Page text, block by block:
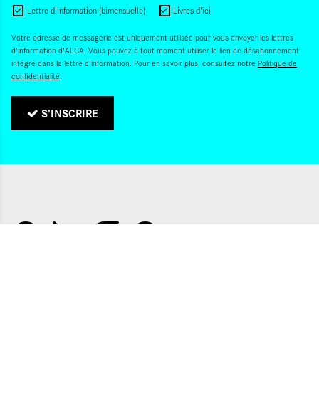
Lettre d'information (bimensuelle) Livres d'ici
Votre adresse de messagerie est uniquement utilisée pour vous envoyer les lettres
d'information d'ALCA. Vous pouvez à tout moment utiliser le lien de désabonnement
intégré dans la lettre d'information. Pour en savoir plus, consultez notre Politique de
confidentialité.
S'INSCRIRE